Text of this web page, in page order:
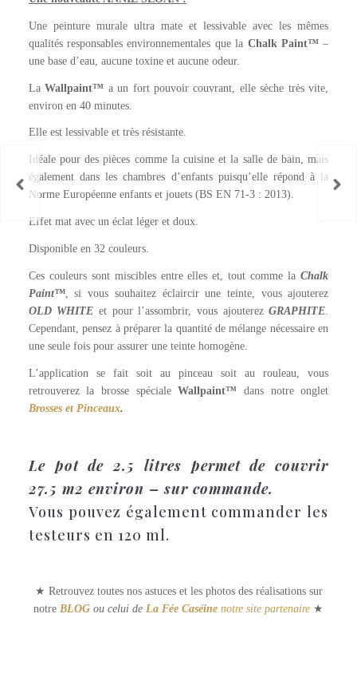
Une peinture murale ultra mate et lessivable avec les mêmes
qualités responsables environnementales que la Chalk Paint™–
une base d’eau, aucune toxine et aucune odeur.
LaWallpaint™ a un fort pouvoir couvrant, elle sèche très vite,
environ en 40 minutes.
Elle est lessivable et très résistante.
Idéale pour des pièces comme la cuisine et la salle de bain, mais
également dans les chambres d’enfants puisqu’elle répond à la
Norme Européenne enfants et jouets (BS EN 71-3 : 2013).
Effet mat avec un éclat léger et doux.
Disponible en 32 couleurs.
Ces couleurs sont miscibles entre elles et, tout comme laChalk
Paint™, si vous souhaitez éclaircir une teinte, vous ajouterez
OLD WHITE et pour l’assombrir, vous ajouterezGRAPHITE.
Cependant, pensez à préparer la quantité de mélange nécessaire en
une seule fois pour assurer une teinte homogène.
L’application se fait soit au pinceau soit au rouleau, vous
retrouverez la brosse spécialeWallpaint™ dans notre onglet
Brosses et Pinceaux.
Le pot de 2.5 litres permet de couvrir
27.5 m2 environ – sur commande.
Vous pouvez également commander les
testeurs en 120 ml.
★ Retrouvez toutes nos astuces et les photos des réalisations sur
notre BLOG ou celui de La Fée Caséine notre site partenaire ★